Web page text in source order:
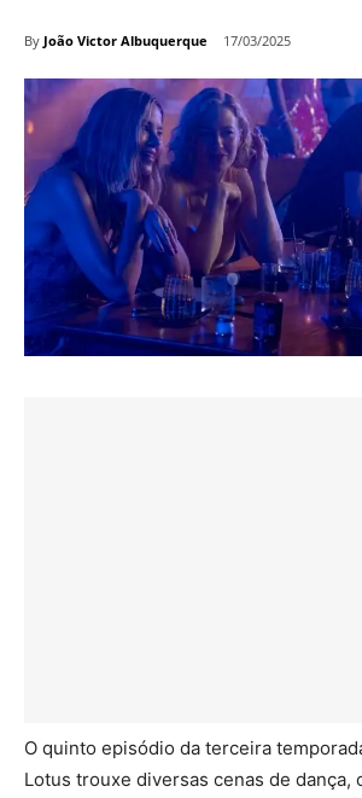
By João Victor Albuquerque 17/03/2025
O quinto episódio da terceira
Lotus trouxe diversas cenas de dança,